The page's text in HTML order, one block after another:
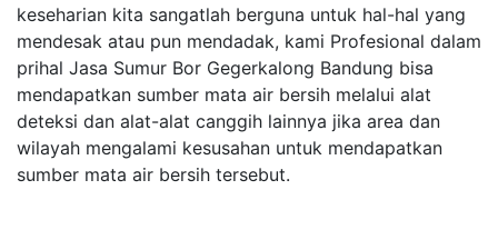
keseharian kita sangatlah berguna untuk hal-hal yang
mendesak atau pun mendadak, kami Profesional dalam
prihal Jasa Sumur Bor Gegerkalong Bandung bisa
mendapatkan sumber mata air bersih melalui alat
deteksi dan alat-alat canggih lainnya jika area dan
wilayah mengalami kesusahan untuk mendapatkan
sumber mata air bersih tersebut.